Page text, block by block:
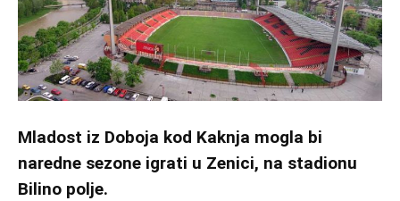
Mladost iz Doboja kod Kaknja mogla bi
naredne sezone igrati u Zenici, na stadionu
Bilino polje.